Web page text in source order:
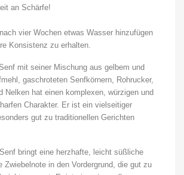
an Schärfe!
vier Wochen etwas Wasser hinzufügen
Konsistenz zu erhalten.
mit seiner Mischung aus gelbem und
gaschroteten Senfkörnern, Rohrucker,
Nelken hat einen komplexen, würzigen und
Charakter. Er ist ein vielseitiger
gut zu traditionellen Gerichten
bringt eine herzhafte, leicht süßliche
Zwiebelnote in den Vordergrund, die gut zu